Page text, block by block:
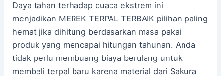
Daya tahan terhadap cuaca ekstrem ini
menjadikan MEREK TERPAL TERBAIK pilihan paling
hemat jika dihitung berdasarkan masa pakai
produk yang mencapai hitungan tahunan. Anda
tidak perlu membuang biaya berulang untuk
membeli terpal baru karena material dari Sakura